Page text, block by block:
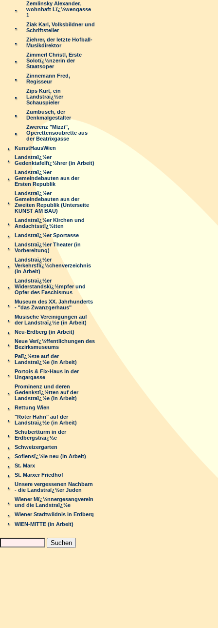
Zemlinsky Alexander,
wohnhaft Lï¿½wengasse
1
Ziak Karl, Volksbildner und
Schriftsteller
Ziehrer, der letzte Hofball-
Musikdirektor
Zimmerl Christl, Erste
Solotï¿½nzerin der
Staatsoper
Zinnemann Fred,
Regisseur
Zips Kurt, ein
Landstraï¿½er
Schauspieler
Zumbusch, der
Denkmalgestalter
Zwerenz "Mizzi",
Operettensoubrette aus
der Beatrixgasse
KunstHausWien
Landstraï¿½er
Gedenktafelfï¿½hrer (in Arbeit)
Landstraï¿½er
Gemeindebauten aus der
Ersten Republik
Landstraï¿½er
Gemeindebauten aus der
Zweiten Republik (Unterseite
KUNST AM BAU)
Landstraï¿½er Kirchen und
Andachtsstï¿½tten
Landstraï¿½er Sportasse
Landstraï¿½er Theater (in
Vorbereitung)
Landstraï¿½er
Verkehrsflï¿½chenverzeichnis
(in Arbeit)
Landstraï¿½er
Widerstandskï¿½mpfer und
Opfer des Faschismus
Museum des XX. Jahrhunderts
- "das Zwanzgerhaus"
Musische Vereinigungen auf
der Landstraï¿½e (in Arbeit)
Neu-Erdberg (in Arbeit)
Neue Verï¿½ffentlichungen des
Bezirksmuseums
Palï¿½ste auf der
Landstraï¿½e (in Arbeit)
Portois & Fix-Haus in der
Ungargasse
Prominenz und deren
Gedenkstï¿½tten auf der
Landstraï¿½e (in Arbeit)
Rettung Wien
"Roter Hahn" auf der
Landstraï¿½e (in Arbeit)
Schubertturm in der
Erdbergstraï¿½e
Schweizergarten
Sofiensï¿½le neu (in Arbeit)
St. Marx
St. Marxer Friedhof
Unsere vergessenen Nachbarn
- die Landstraï¿½er Juden
Wiener Mï¿½nnergesangverein
und die Landstraï¿½e
Wiener Stadtwildnis in Erdberg
WIEN-MITTE (in Arbeit)